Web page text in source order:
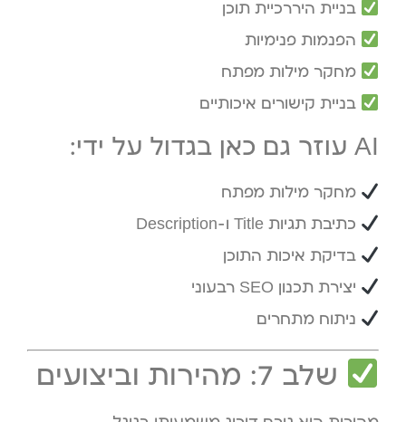
בניית היררכיית תוכן
הפנמות פנימיות
מחקר מילות מפתח
בניית קישורים איכותיים
AI עוזר גם כאן בגדול על ידי:
מחקר מילות מפתח
כתיבת תגיות Title ו-Description
בדיקת איכות התוכן
יצירת תכנון SEO רבעוני
ניתוח מתחרים
שלב 7: מהירות וביצועים